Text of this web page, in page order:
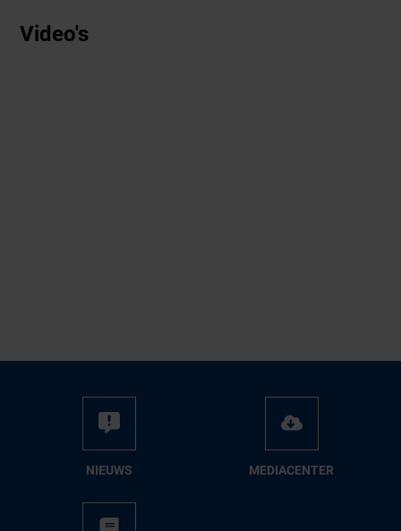
Video's
NIEUWS ME­DIA­CEN­TER